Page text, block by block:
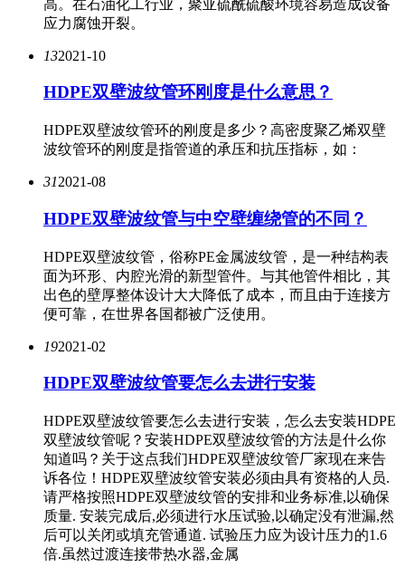
高。在石油化工行业，聚亚硫酰硫酸环境容易造成设备
应力腐蚀开裂。
132021-10
HDPE双壁波纹管环刚度是什么意思？
HDPE双壁波纹管环的刚度是多少？高密度聚乙烯双壁
波纹管环的刚度是指管道的承压和抗压指标，如：
312021-08
HDPE双壁波纹管与中空壁缠绕管的不同？
HDPE双壁波纹管，俗称PE金属波纹管，是一种结构表
面为环形、内腔光滑的新型管件。与其他管件相比，其
出色的壁厚整体设计大大降低了成本，而且由于连接方
便可靠，在世界各国都被广泛使用。
192021-02
HDPE双壁波纹管要怎么去进行安装
HDPE双壁波纹管要怎么去进行安装，怎么去安装HDPE
双壁波纹管呢？安装HDPE双壁波纹管的方法是什么你
知道吗？关于这点我们HDPE双壁波纹管厂家现在来告
诉各位！HDPE双壁波纹管安装必须由具有资格的人员.
请严格按照HDPE双壁波纹管的安排和业务标准,以确保
质量. 安装完成后,必须进行水压试验,以确定没有泄漏,然
后可以关闭或填充管通道. 试验压力应为设计压力的1.6
倍.虽然过渡连接带热水器,金属